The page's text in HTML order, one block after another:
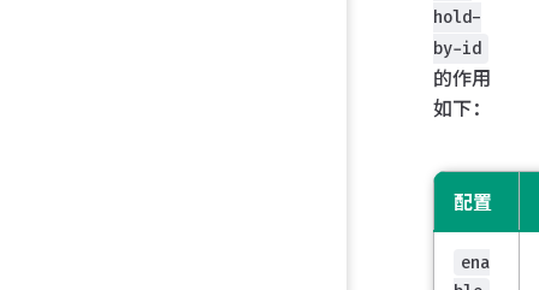
hold-
by-id
的作用
如下：
配置
ena